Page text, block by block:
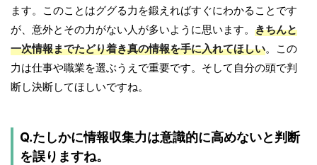
ます。このことはググる力を鍛えればすぐにわかることです
が、意外とその力がない人が多いように思います。 きちんと
一次情報までたどり着き真の情報を手に入れてほしい。この
力は仕事や職業を選ぶうえで重要です。そして自分の頭で判
断し決断してほしいですね。
Q.たしかに情報収集力は意識的に高めないと判断
を誤りますね。